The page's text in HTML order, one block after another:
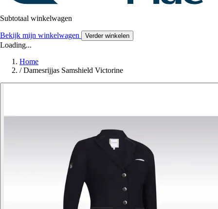
Subtotaal winkelwagen
Bekijk mijn winkelwagen Verder winkelen
Loading...
Home
/ Damesrijjas Samshield Victorine